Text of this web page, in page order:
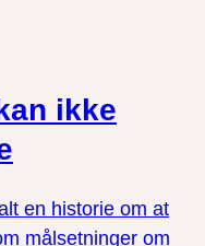
ikke
en historie om at
målsetninger om